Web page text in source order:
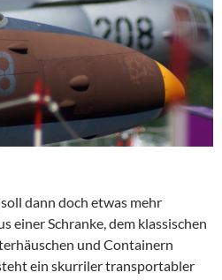
dann doch etwas mehr
einer Schranke, dem klassischen
und Containern
ein skurriler transportabler